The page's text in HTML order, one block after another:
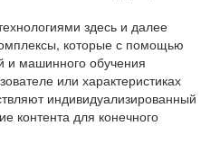
здесь и далее
которые с помощью
и машинного обучения
или характеристиках
индивидуализированный
контента для конечного